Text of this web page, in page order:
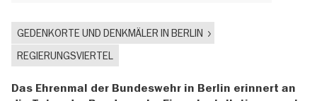
GEDENKORTE UND DENKMÄLER IN BERLIN
REGIERUNGSVIERTEL
Das Ehrenmal der Bundeswehr in Berlin erinnert an